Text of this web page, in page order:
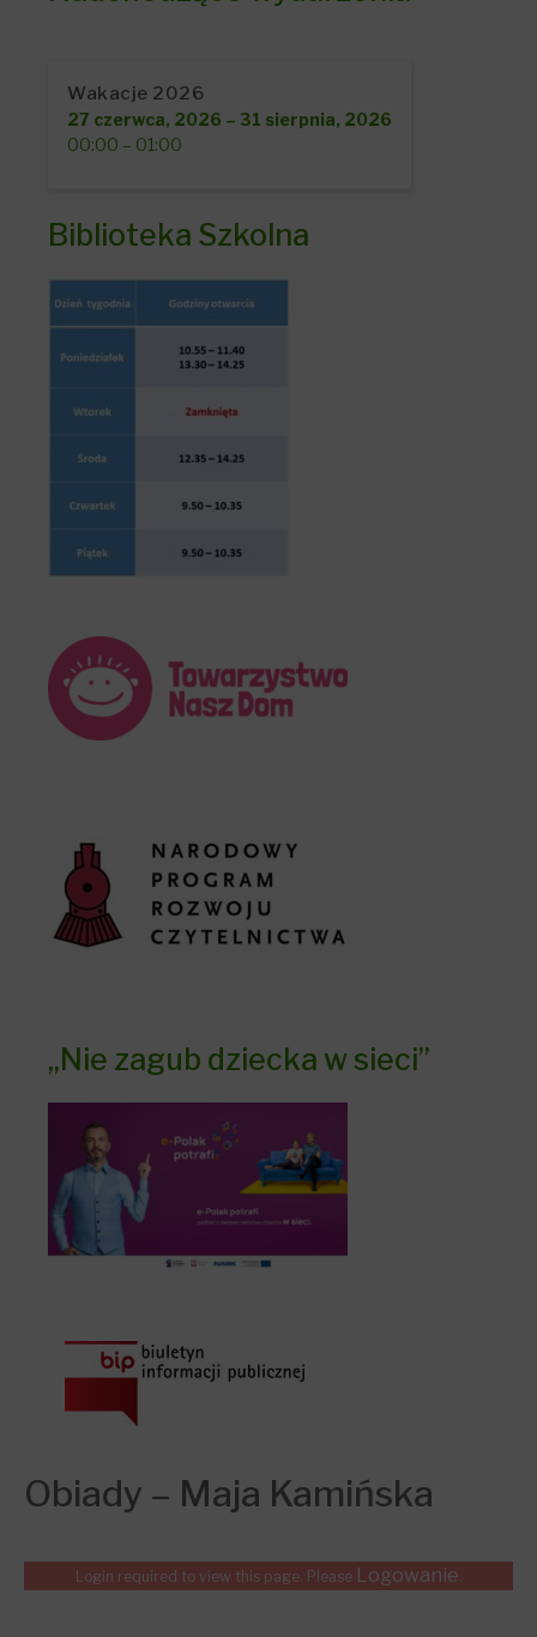
Wakacje 2026
27 czerwca, 2026 – 31 sierpnia, 2026
00:00 – 01:00
Biblioteka Szkolna
„Nie zagub dziecka w sieci”
Obiady – Maja Kamińska
Login required to view this page. Please Logowanie.